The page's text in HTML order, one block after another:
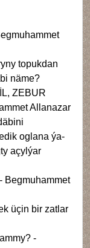
topukdan
näme?
ZEBUR
Allanazar
oglana ýa-
açylýar
Begmuhammet
üçin bir zatlar
-